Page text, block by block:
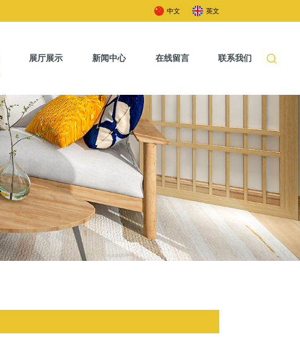
中文 英文
展厅展示 新闻中心 在线留言 联系我们